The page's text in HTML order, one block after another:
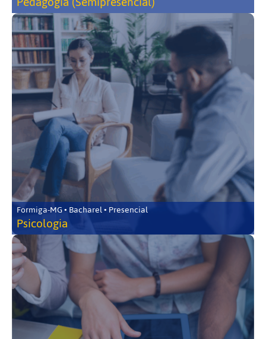
Formiga-MG • Bacharel • Presencial
Psicologia